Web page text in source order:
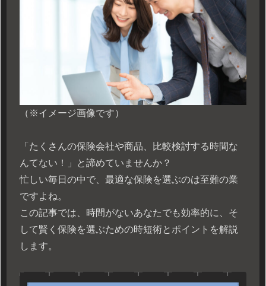
（※イメージ画像です）
「たくさんの保険会社や商品、比較検討する時間な
んてない！」と諦めていませんか？
忙しい毎日の中で、最適な保険を選ぶのは至難の業
ですよね。
この記事では、時間がないあなたでも効率的に、そ
して賢く保険を選ぶための時短術とポイントを解説
します。